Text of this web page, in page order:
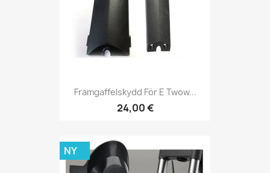
Framgaffelskydd För E Twow...
24,00 €
NY